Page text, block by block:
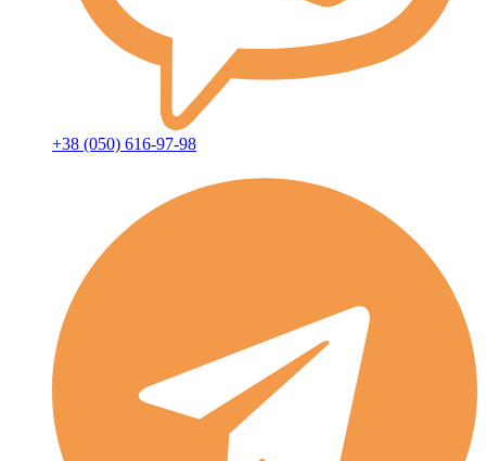
+38 (050) 616-97-98